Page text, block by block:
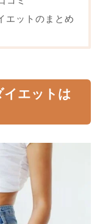
エットのまとめ
イエットは